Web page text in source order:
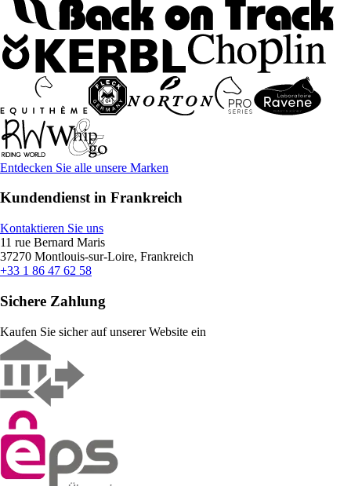
Entdecken Sie alle unsere Marken
Kundendienst in Frankreich
Kontaktieren Sie uns
11 rue Bernard Maris
37270 Montlouis-sur-Loire, Frankreich
+33 1 86 47 62 58
Sichere Zahlung
Kaufen Sie sicher auf unserer Website ein